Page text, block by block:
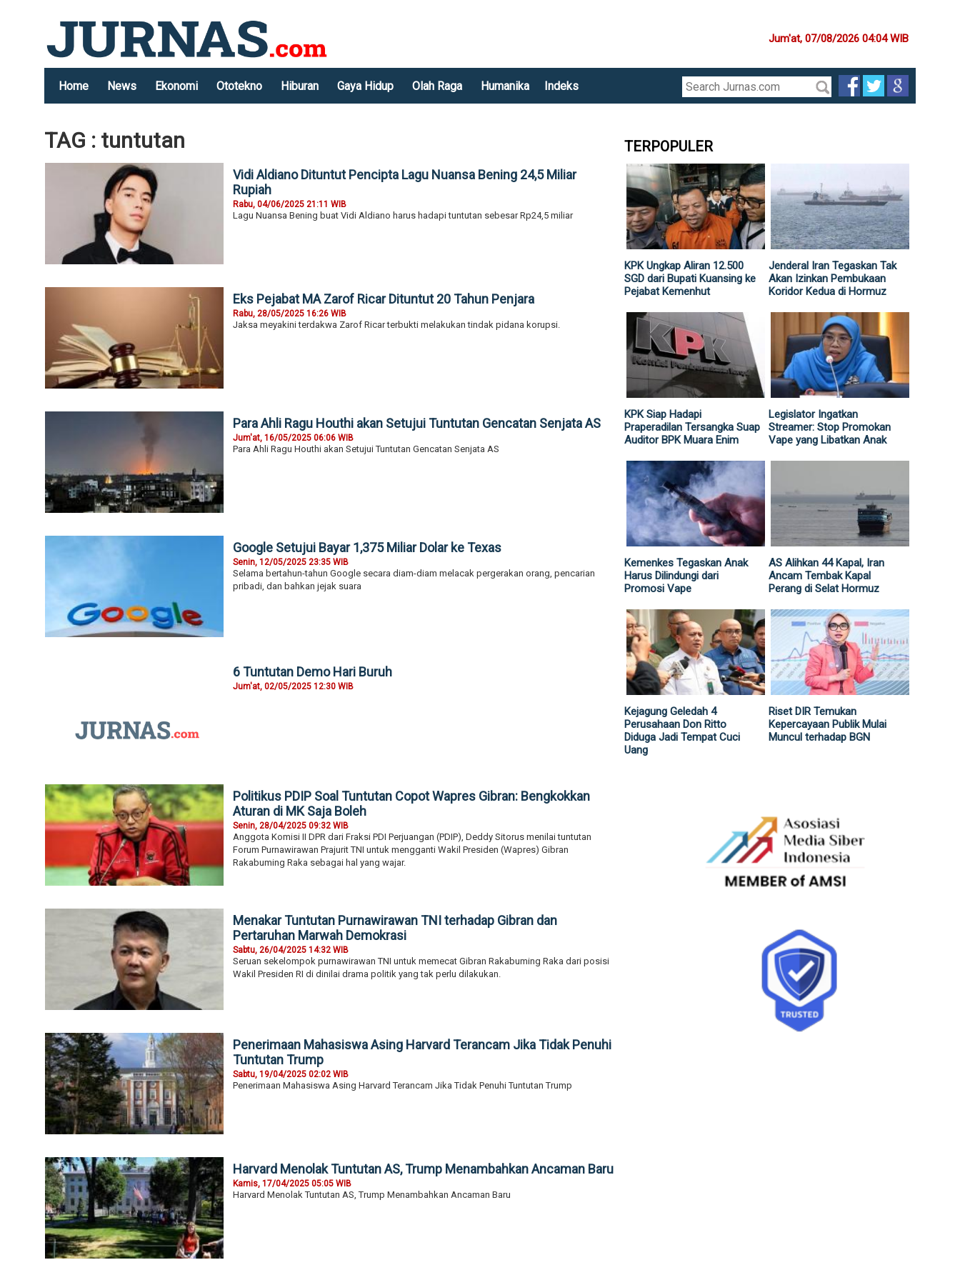
Jum'at, 07/08/2026 04:04 WIB
Home News Ekonomi Ototekno Hiburan Gaya Hidup Olah Raga Humanika Indeks
TAG : tuntutan
Vidi Aldiano Dituntut Pencipta Lagu Nuansa Bening 24,5 Miliar
Rupiah
Rabu, 04/06/2025 21:11 WIB
Lagu Nuansa Bening buat Vidi Aldiano harus hadapi tuntutan sebesar Rp24,5 miliar
Eks Pejabat MA Zarof Ricar Dituntut 20 Tahun Penjara
Rabu, 28/05/2025 16:26 WIB
Jaksa meyakini terdakwa Zarof Ricar terbukti melakukan tindak pidana korupsi.
Para Ahli Ragu Houthi akan Setujui Tuntutan Gencatan Senjata AS
Jum'at, 16/05/2025 06:06 WIB
Para Ahli Ragu Houthi akan Setujui Tuntutan Gencatan Senjata AS
Google Setujui Bayar 1,375 Miliar Dolar ke Texas
Senin, 12/05/2025 23:35 WIB
Selama bertahun-tahun Google secara diam-diam melacak pergerakan orang, pencarian
pribadi, dan bahkan jejak suara
6 Tuntutan Demo Hari Buruh
Jum'at, 02/05/2025 12:30 WIB
Politikus PDIP Soal Tuntutan Copot Wapres Gibran: Bengkokkan
Aturan di MK Saja Boleh
Senin, 28/04/2025 09:32 WIB
Anggota Komisi II DPR dari Fraksi PDI Perjuangan (PDIP), Deddy Sitorus menilai tuntutan
Forum Purnawirawan Prajurit TNI untuk mengganti Wakil Presiden (Wapres) Gibran
Rakabuming Raka sebagai hal yang wajar.
Menakar Tuntutan Purnawirawan TNI terhadap Gibran dan
Pertaruhan Marwah Demokrasi
Sabtu, 26/04/2025 14:32 WIB
Seruan sekelompok purnawirawan TNI untuk memecat Gibran Rakabuming Raka dari posisi
Wakil Presiden RI di dinilai drama politik yang tak perlu dilakukan.
Penerimaan Mahasiswa Asing Harvard Terancam Jika Tidak Penuhi
Tuntutan Trump
Sabtu, 19/04/2025 02:02 WIB
Penerimaan Mahasiswa Asing Harvard Terancam Jika Tidak Penuhi Tuntutan Trump
Harvard Menolak Tuntutan AS, Trump Menambahkan Ancaman Baru
Kamis, 17/04/2025 05:05 WIB
Harvard Menolak Tuntutan AS, Trump Menambahkan Ancaman Baru
TERPOPULER
KPK Ungkap Aliran 12.500
SGD dari Bupati Kuansing ke
Pejabat Kemenhut
Jenderal Iran Tegaskan Tak
Akan Izinkan Pembukaan
Koridor Kedua di Hormuz
KPK Siap Hadapi
Praperadilan Tersangka Suap
Auditor BPK Muara Enim
Legislator Ingatkan
Streamer: Stop Promokan
Vape yang Libatkan Anak
Kemenkes Tegaskan Anak
Harus Dilindungi dari
Promosi Vape
AS Alihkan 44 Kapal, Iran
Ancam Tembak Kapal
Perang di Selat Hormuz
Kejagung Geledah 4
Perusahaan Don Ritto
Diduga Jadi Tempat Cuci
Uang
Riset DIR Temukan
Kepercayaan Publik Mulai
Muncul terhadap BGN